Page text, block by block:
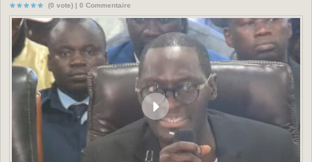
(0 vote) | 0 Commentaire